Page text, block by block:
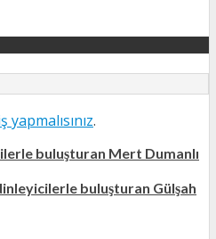
yapmalısınız.
buluşturan Mert Dumanlı
buluşturan Gülşah